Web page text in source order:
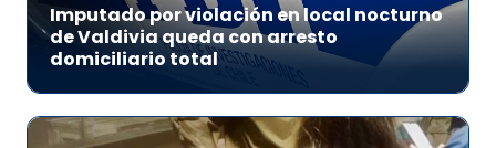
Imputado por violación en local nocturno
de Valdivia queda con arresto
domiciliario total